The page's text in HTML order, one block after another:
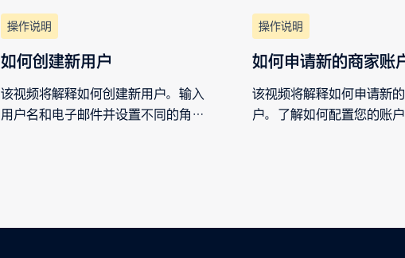
操作说明
如何创建新用户
该视频将解释如何创建新用户。输入
用户名和电子邮件并设置不同的角色
操作说明
如何申请新的商家账
该视频将解释如何申请新
户。了解如何配置您的账